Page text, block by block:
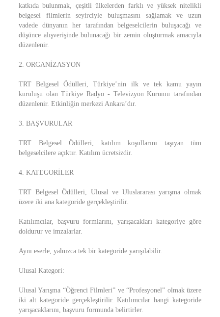
katkıda bulunmak, çeşitli ülkelerden farklı ve yüksek nitelikli
belgesel filmlerin seyirciyle buluşmasını sağlamak ve uzun
vadede dünyanın her tarafından belgeselcilerin buluşacağı ve
düşünce alışverişinde bulunacağı bir zemin oluşturmak amacıyla
düzenlenir.
2. ORGANİZASYON
TRT Belgesel Ödülleri, Türkiye’nin ilk ve tek kamu yayın
kuruluşu olan Türkiye Radyo - Televizyon Kurumu tarafından
düzenlenir. Etkinliğin merkezi Ankara’dır.
3. BAŞVURULAR
TRT Belgesel Ödülleri, katılım koşullarını taşıyan tüm
belgeselcilere açıktır. Katılım ücretsizdir.
4. KATEGORİLER
TRT Belgesel Ödülleri, Ulusal ve Uluslararası yarışma olmak
üzere iki ana kategoride gerçekleştirilir.
Katılımcılar, başvuru formlarını, yarışacakları kategoriye göre
doldurur ve imzalarlar.
Aynı eserle, yalnızca tek bir kategoride yarışılabilir.
Ulusal Kategori:
Ulusal Yarışma “Öğrenci Filmleri” ve “Profesyonel” olmak üzere
iki alt kategoride gerçekleştirilir. Katılımcılar hangi kategoride
yarışacaklarını, başvuru formunda belirtirler.